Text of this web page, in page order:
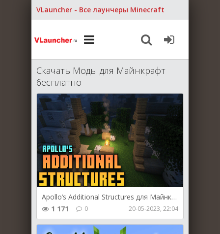
VLauncher - Все лаунчеры Minecraft
Скачать Моды для Майнкрафт
бесплатно
Apollo’s Additional Structures для Майнкрафт [1.19.3, 1.18.2]
1 171
0 20-05-2023, 22:04